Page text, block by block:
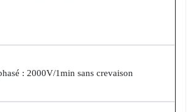
: 2000V/1min sans crevaison